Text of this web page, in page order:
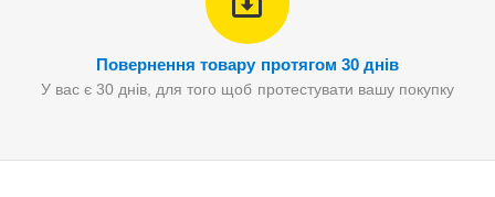
Повернення товару протягом 30 днів
У вас є 30 днів, для того щоб протестувати вашу покупку